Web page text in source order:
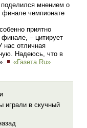
мнением о
финале чемпионате
приятно
– цитирует
нас отличная
Надеюсь, что в
«Газета.Ru»
играли в скучный